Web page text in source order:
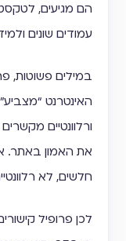
הם מגיעים, לטקסט
עמודים שונים
במילים פשוטות,
האינטרנט
ורלוונטיים
את האמון באתר.
חלשים, לא
לכן פרופיל